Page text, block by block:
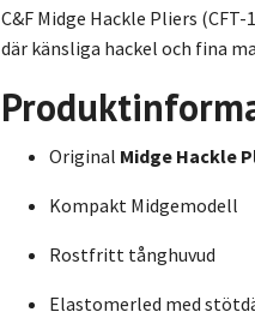
C&F Midge Hackle Pliers
där känsliga hackel och fina
Original Midge Hackle
Kompakt Midgemodell
Rostfritt tånghuvud
Elastomerled med